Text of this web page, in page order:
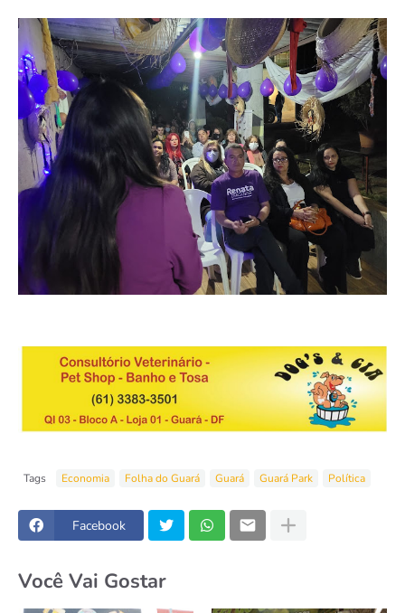
Tags Economia Folha do Guará Guará Guará Park Política
Facebook
Você Vai Gostar